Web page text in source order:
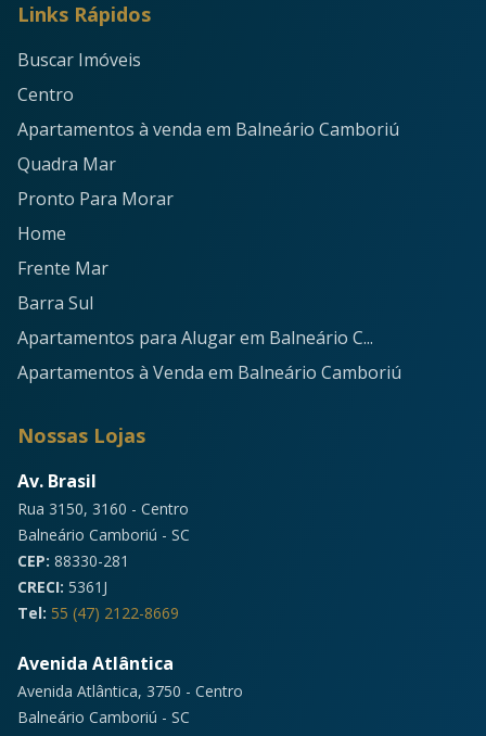
Links Rápidos
Buscar Imóveis
Centro
Apartamentos à venda em Balneário Camboriú
Quadra Mar
Pronto Para Morar
Home
Frente Mar
Barra Sul
Apartamentos para Alugar em Balneário C...
Apartamentos à Venda em Balneário Camboriú
Nossas Lojas
Av. Brasil
Rua 3150, 3160 - Centro
Balneário Camboriú - SC
CEP: 88330-281
CRECI: 5361J
Tel: 55 (47) 2122-8669
Avenida Atlântica
Avenida Atlântica, 3750 - Centro
Balneário Camboriú - SC